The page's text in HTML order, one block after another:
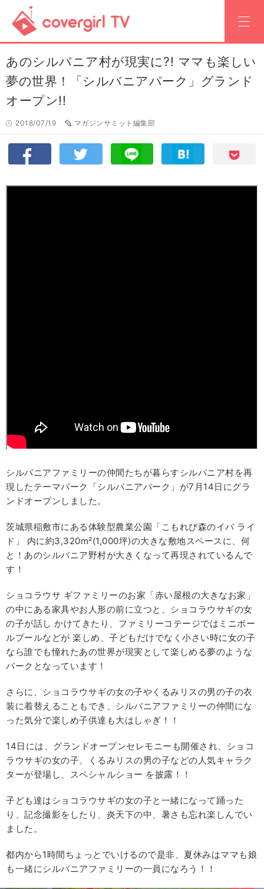
あのシルバニア村が現実に?! ママも楽しい
夢の世界！「シルバニアパーク」グランド
オープン!!
2018/07/19 マガジンサミット編集部
シルバニアファミリーの仲間たちが暮らすシルバニア村を再
現したテーマパーク「シルバニアパーク」が7月14日にグラ
ンドオープンしました。
茨城県稲敷市にある体験型農業公園「こもれび森のイバ ライ
ド」 内に約3,320m²(1,000坪)の大きな敷地スペースに、何
と！あのシルバニア野村が大きくなって再現されているんで
す！
ショコラウサ ギファミリーのお家「赤い屋根の大きなお家」
の中にある家具やお人形の前に立つと、ショコラウサギの女
の子が話し かけてきたり、ファミリーコテージではミニボー
ルプールなどが 楽しめ、子どもだけでなく小さい時に女の子
なら誰でも憧れたあの世界が現実として楽しめる夢のような
パークとなっています！
さらに、ショコラウサギの女の子やくるみリスの男の子の衣
装に着替えることもでき、シルバニアファミリーの仲間にな
った気分で楽しめ子供達も大はしゃぎ！！
14日には、グランドオープンセレモニーも開催され、ショコ
ラウサギの女の子、くるみリスの男の子などの人気キャラク
ターが登場し、スペシャルショー を披露！！
子ども達はショコラウサギの女の子と一緒になって踊った
り、記念撮影をしたり、炎天下の中、暑さも忘れ楽しんでい
ました。
都内から1時間ちょっとでいけるので是非、夏休みはママも娘
も一緒にシルバニアファミリーの一員になろう！！